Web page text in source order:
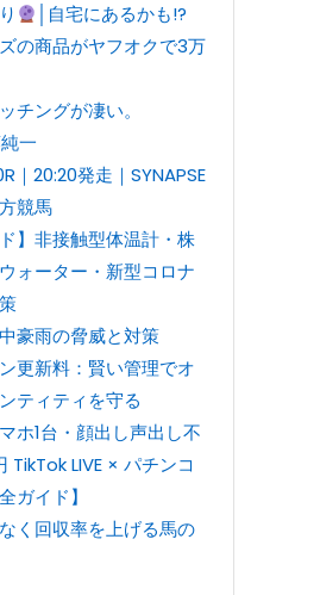
│自宅にあるかも!?
の商品がヤフオクで3万
チングが凄い。
一
｜20:20発走｜SYNAPSE
競馬
】非接触型体温計・株
ォーター・新型コロナ
豪雨の脅威と対策
更新料：賢い管理でオ
ティティを守る
ホ1台・顔出し声出し不
TikTok LIVE × パチンコ
ガイド】
く回収率を上げる馬の